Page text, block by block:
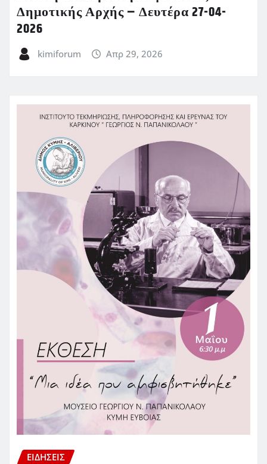
Δημοτικής Αρχής – Δευτέρα 27-04-
2026
kimiforum Απρ 29, 2026
ΕΙΔΗΣΕΙΣ